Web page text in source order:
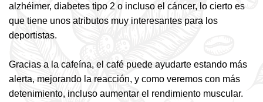
alzhéimer, diabetes tipo 2 o incluso el cáncer, lo cierto es
que tiene unos atributos muy interesantes para los
deportistas.
Gracias a la cafeína, el café puede ayudarte estando más
alerta, mejorando la reacción, y como veremos con más
detenimiento, incluso aumentar el rendimiento muscular.